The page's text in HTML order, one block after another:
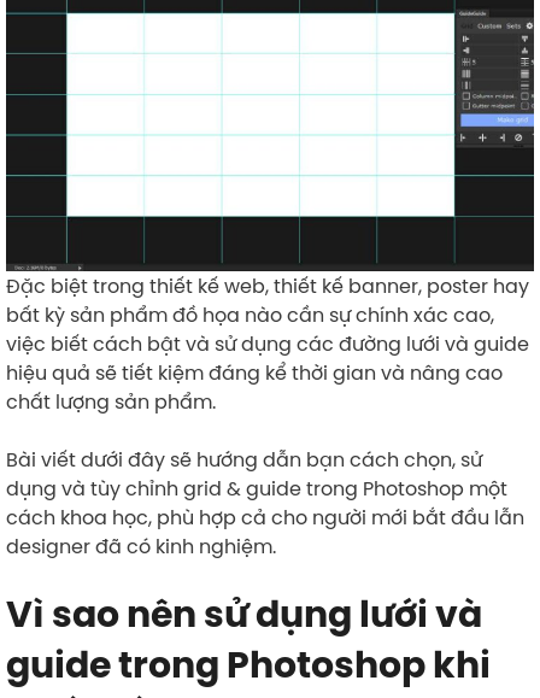
Đặc biệt trong thiết kế web, thiết kế banner, poster hay
bất kỳ sản phẩm đồ họa nào cần sự chính xác cao,
việc biết cách bật và sử dụng các đường lưới và guide
hiệu quả sẽ tiết kiệm đáng kể thời gian và nâng cao
chất lượng sản phẩm.
Bài viết dưới đây sẽ hướng dẫn bạn cách chọn, sử
dụng và tùy chỉnh grid & guide trong Photoshop một
cách khoa học, phù hợp cả cho người mới bắt đầu lẫn
designer đã có kinh nghiệm.
Vì sao nên sử dụng lưới và
guide trong Photoshop khi